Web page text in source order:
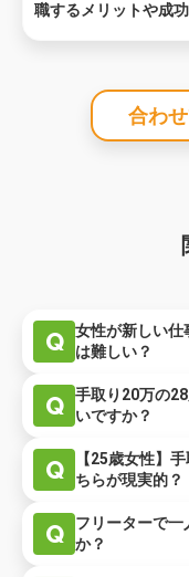
職するメリットや成
合わ
Q
女性が新しい仕
は難しい？
Q
手取り20万の
いですか？
Q
【25歳女性】
ちらが現実的？
Q
フリーターで
か？